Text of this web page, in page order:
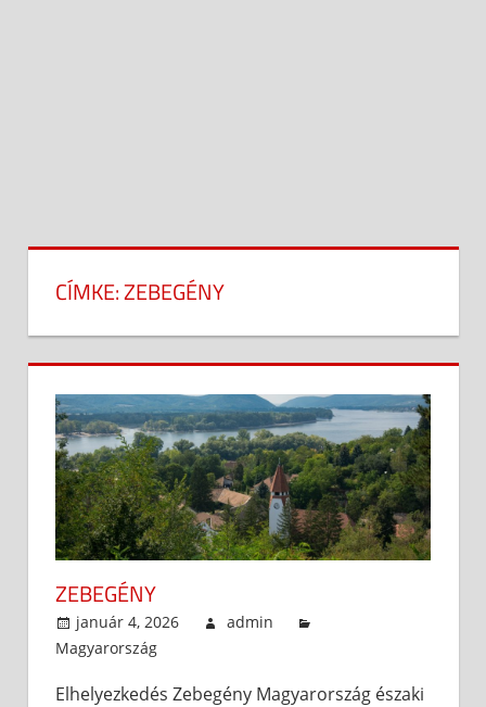
CÍMKE:ZEBEGÉNY
ZEBEGÉNY
január 4, 2026
admin
Magyarország
Elhelyezkedés Zebegény Magyarország északi